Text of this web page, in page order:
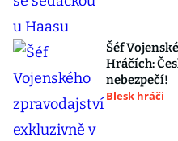
Šéf
Hráčích:
nebezpečí!
Blesk hráči